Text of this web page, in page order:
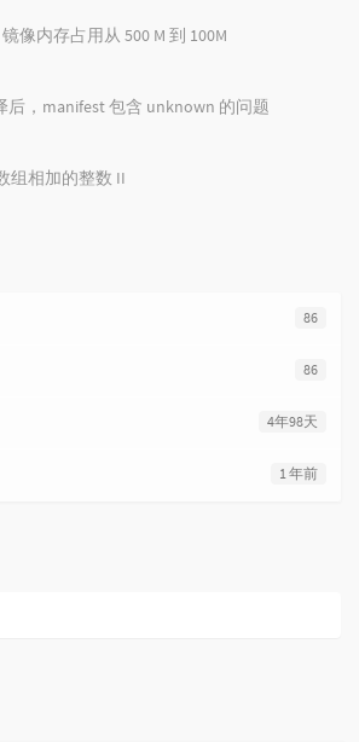
像内存占用从 500 M 到 100M
后，manifest 包含 unknown 的问题
组相加的整数 II
86
86
4年98天
1 年前